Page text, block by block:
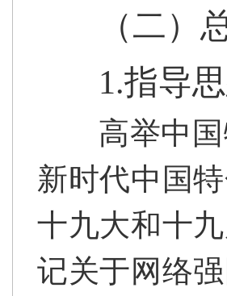
（二）
1.指导思
高举中
新时代中国
十九大和十
记关于网络